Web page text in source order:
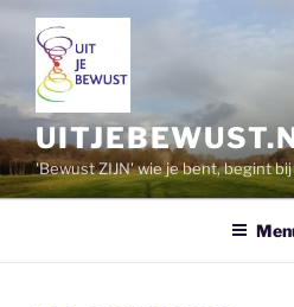
inhoud
'Bewust ZIJN' wie je bent, begint